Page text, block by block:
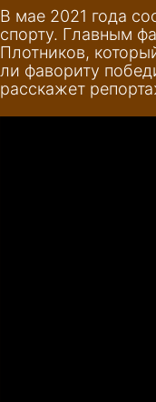
В мае 2021 года
спорту. Главным
Плотников,
ли фавориту
расскажет